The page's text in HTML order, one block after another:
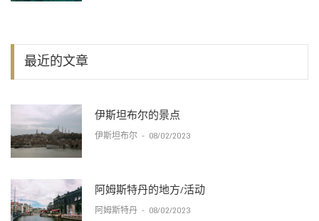
最近的文章
伊斯坦布尔的景点
伊斯坦布尔 - 08/02/2023
阿姆斯特丹的地方/活动
阿姆斯特丹 - 08/02/2023